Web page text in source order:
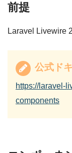
前提
Laravel Livewire
公式ド
https://laravel-
components